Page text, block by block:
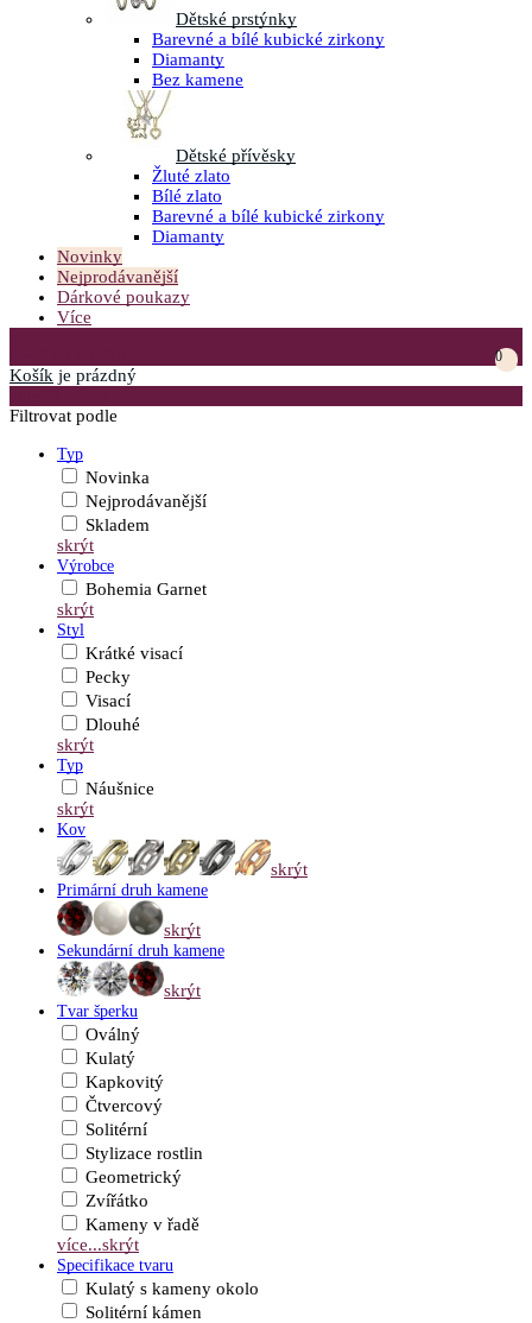
Dětské prstýnky
Barevné a bílé kubické zirkony
Diamanty
Bez kamene
Dětské přívěsky
Žluté zlato
Bílé zlato
Barevné a bílé kubické zirkony
Diamanty
Novinky
Nejprodávanější
Dárkové poukazy
Více
0
Košík je prázdný
Filtrovat podle
Typ
Novinka
Nejprodávanější
Skladem
skrýt
Výrobce
Bohemia Garnet
skrýt
Styl
Krátké visací
Pecky
Visací
Dlouhé
skrýt
Typ
Náušnice
skrýt
Kov
skrýt
Primární druh kamene
skrýt
Sekundární druh kamene
skrýt
Tvar šperku
Oválný
Kulatý
Kapkovitý
Čtvercový
Solitérní
Stylizace rostlin
Geometrický
Zvířátko
Kameny v řadě
více...skrýt
Specifikace tvaru
Kulatý s kameny okolo
Solitérní kámen